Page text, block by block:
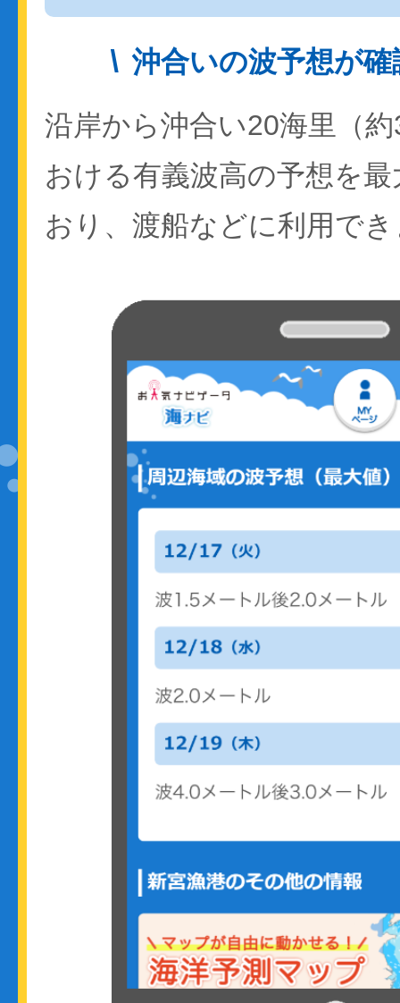
沖合いの波予想が
沿岸から沖合い20海里（
おける有義波高の予想を
おり、渡船などに利用で